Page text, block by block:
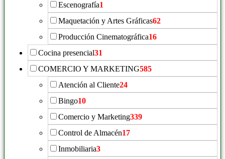
Escenografía1
Maquetación y Artes Gráficas62
Producción Cinematográfica16
Cocina presencial31
COMERCIO Y MARKETING585
Atención al Cliente24
Bingo10
Comercio y Marketing339
Control de Almacén17
Inmobiliaria3